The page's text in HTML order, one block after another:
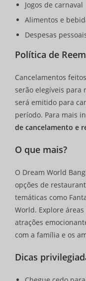
Jogos de carnaval
Alimentos e
Despesas
Política de
Cancelamentos
serão elegíveis para
será emitido para
período. Para mais
de cancelamento e
O que mais?
O Dream World
opções de
temáticas como
World. Explore
atrações
com a família e os
Dicas